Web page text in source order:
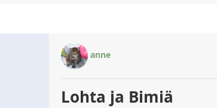
anne
Lohta ja Bimiä